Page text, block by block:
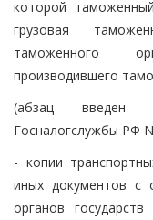
которой
грузовая
таможенного
производившего
(абзац введен
Госналогслужбы РФ
- копии
иных документов с
органов